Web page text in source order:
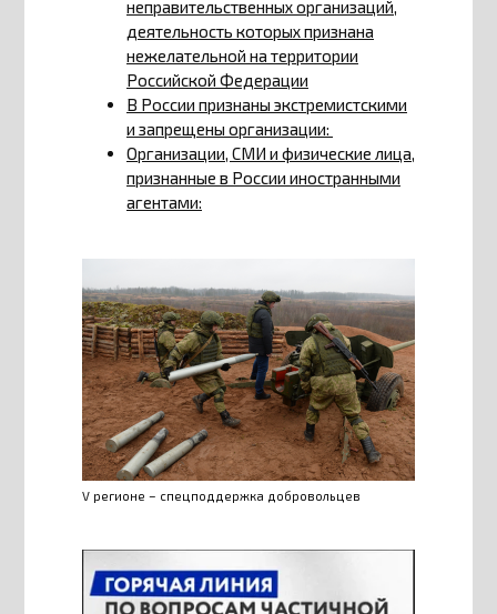
неправительственных организаций,
деятельность которых признана
нежелательной на территории
Российской Федерации
В России признаны экстремистскими
и запрещены организации:
Организации, СМИ и физические лица,
признанные в России иностранными
агентами:
V регионе – спецподдержка добровольцев